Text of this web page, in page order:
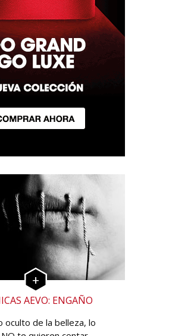
AEVO: ENGAÑO
oculto de la belleza, lo